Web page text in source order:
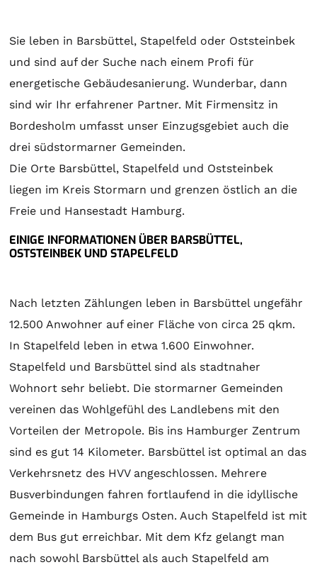
Sie leben in Barsbüttel, Stapelfeld oder Oststeinbek
und sind auf der Suche nach einem Profi für
energetische Gebäudesanierung. Wunderbar, dann
sind wir Ihr erfahrener Partner. Mit Firmensitz in
Bordesholm umfasst unser Einzugsgebiet auch die
drei südstormarner Gemeinden.
Die Orte Barsbüttel, Stapelfeld und Oststeinbek
liegen im Kreis Stormarn und grenzen östlich an die
Freie und Hansestadt Hamburg.
EINIGE INFORMATIONEN ÜBER BARSBÜTTEL,
OSTSTEINBEK UND STAPELFELD
Nach letzten Zählungen leben in Barsbüttel ungefähr
12.500 Anwohner auf einer Fläche von circa 25 qkm.
In Stapelfeld leben in etwa 1.600 Einwohner.
Stapelfeld und Barsbüttel sind als stadtnaher
Wohnort sehr beliebt. Die stormarner Gemeinden
vereinen das Wohlgefühl des Landlebens mit den
Vorteilen der Metropole. Bis ins Hamburger Zentrum
sind es gut 14 Kilometer. Barsbüttel ist optimal an das
Verkehrsnetz des HVV angeschlossen. Mehrere
Busverbindungen fahren fortlaufend in die idyllische
Gemeinde in Hamburgs Osten. Auch Stapelfeld ist mit
dem Bus gut erreichbar. Mit dem Kfz gelangt man
nach sowohl Barsbüttel als auch Stapelfeld am